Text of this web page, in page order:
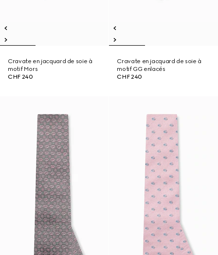
Cravate en jacquard de soie à
motif Mors
CHF 240
Cravate en jacquard de soie à
motif GG enlacés
CHF 240